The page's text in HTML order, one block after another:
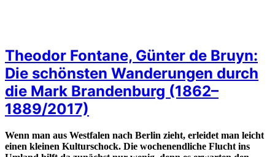
Theodor Fontane, Günter de Bruyn:
Die schönsten Wanderungen durch
die Mark Brandenburg (1862–
1889/2017)
Wenn man aus Westfalen nach Berlin zieht, erleidet man leicht
einen kleinen Kulturschock. Die wochenendliche Flucht ins